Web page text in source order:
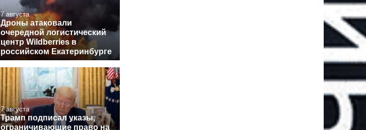
7 августа
Дроны атаковали
очередной логистический
центр Wildberries в
российском Екатеринбурге
7 августа
Трамп подписал указы,
ограничивающие право на